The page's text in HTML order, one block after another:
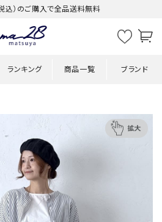
込）のご購入で全品送料無料
ランキング 商品一覧 ブランド